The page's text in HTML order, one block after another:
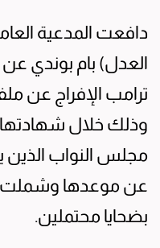
دافعت المدعية
العدل) بام بوندي عن
ترامب الإفراج عن
وذلك خلال شهادتها،
مجلس النواب
عن موعدها وشملت
بضحايا محتملين.